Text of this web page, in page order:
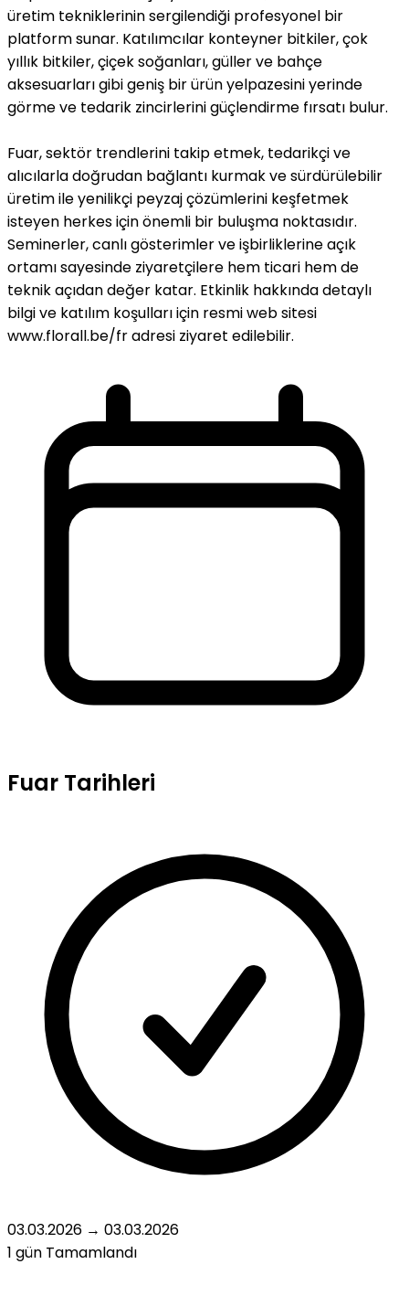
üretim tekniklerinin sergilendiği profesyonel bir
platform sunar. Katılımcılar konteyner bitkiler, çok
yıllık bitkiler, çiçek soğanları, güller ve bahçe
aksesuarları gibi geniş bir ürün yelpazesini yerinde
görme ve tedarik zincirlerini güçlendirme fırsatı bulur.
Fuar, sektör trendlerini takip etmek, tedarikçi ve
alıcılarla doğrudan bağlantı kurmak ve sürdürülebilir
üretim ile yenilikçi peyzaj çözümlerini keşfetmek
isteyen herkes için önemli bir buluşma noktasıdır.
Seminerler, canlı gösterimler ve işbirliklerine açık
ortamı sayesinde ziyaretçilere hem ticari hem de
teknik açıdan değer katar. Etkinlik hakkında detaylı
bilgi ve katılım koşulları için resmi web sitesi
www.florall.be/fr adresi ziyaret edilebilir.
Fuar Tarihleri
03.03.2026 → 03.03.2026
1 gün Tamamlandı